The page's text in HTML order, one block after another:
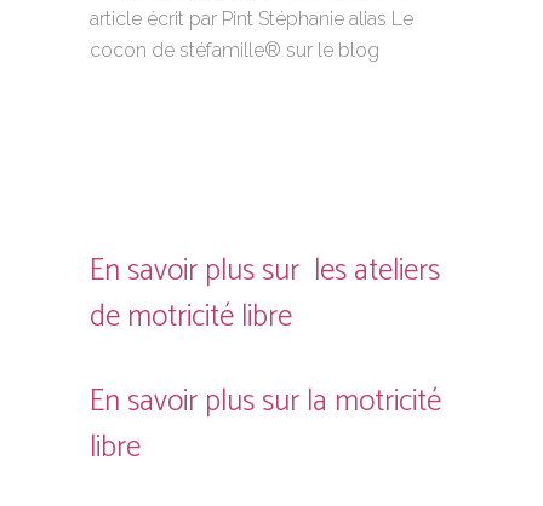
article écrit par Pint Stéphanie alias Le
cocon de stéfamille® sur le blog
En savoir plus sur les ateliers
de motricité libre
En savoir plus sur la motricité
libre